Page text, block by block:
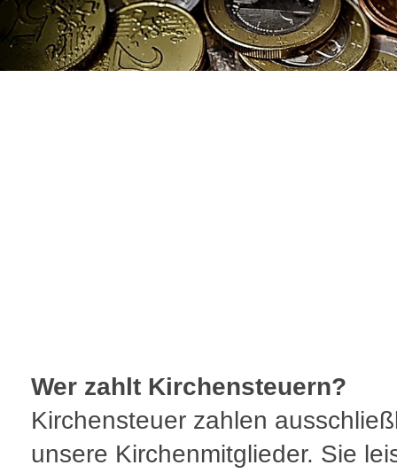
Wer zahlt Kirchensteuern?
Kirchensteuer zahlen
unsere Kirchenmitglieder. Sie